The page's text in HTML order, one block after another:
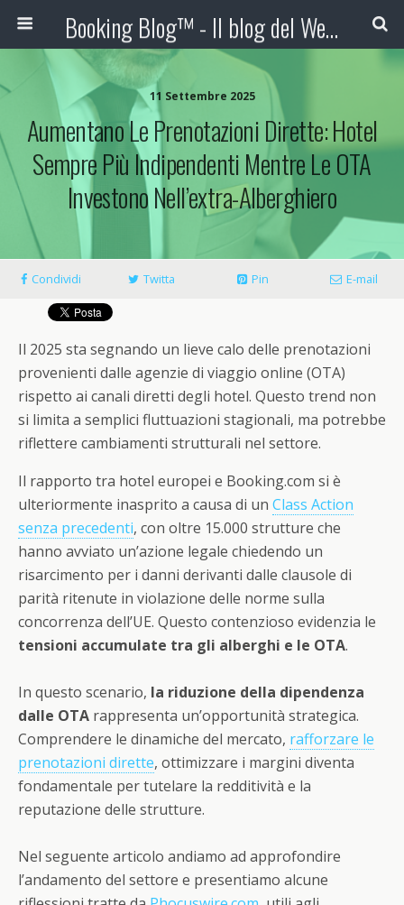
Booking Blog™ - Il blog del Web Marketing Turistico
11 Settembre 2025
Aumentano Le Prenotazioni Dirette: Hotel
Sempre Più Indipendenti Mentre Le OTA
Investono Nell’extra-Alberghiero
Condividi Twitta Pin E-mail
Il 2025 sta segnando un lieve calo delle prenotazioni
provenienti dalle agenzie di viaggio online (OTA)
rispetto ai canali diretti degli hotel. Questo trend non
si limita a semplici fluttuazioni stagionali, ma potrebbe
riflettere cambiamenti strutturali nel settore.
Il rapporto tra hotel europei e Booking.com si è
ulteriormente inasprito a causa di un Class Action
senza precedenti, con oltre 15.000 strutture che
hanno avviato un’azione legale chiedendo un
risarcimento per i danni derivanti dalle clausole di
parità ritenute in violazione delle norme sulla
concorrenza dell’UE. Questo contenzioso evidenzia le
tensioni accumulate tra gli alberghi e le OTA.
In questo scenario, la riduzione della dipendenza
dalle OTA rappresenta un’opportunità strategica.
Comprendere le dinamiche del mercato, rafforzare le
prenotazioni dirette, ottimizzare i margini diventa
fondamentale per tutelare la redditività e la
reputazione delle strutture.
Nel seguente articolo andiamo ad approfondire
l’andamento del settore e presentiamo alcune